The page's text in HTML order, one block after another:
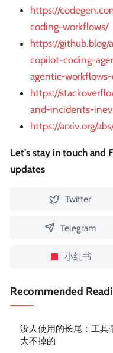
https://
coding-workflows/
https://
copilot-coding-
agentic-
https://
and-incidents-
https://arxiv.org/
Let's stay in touch and
updates
Twitter
Telegram
小红书
Recommended
没人使用的长尾：工具
大不掉的